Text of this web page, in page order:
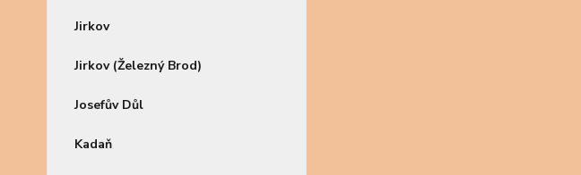
Jirkov
Jirkov (Železný Brod)
Josefův Důl
Kadaň